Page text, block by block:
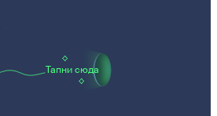
Тапни сюда